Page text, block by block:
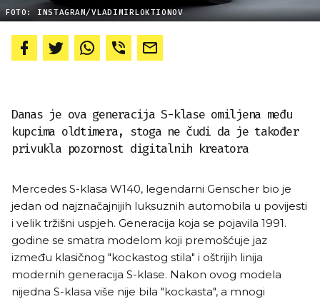
FOTO: INSTAGRAM/VLADIMIRLOKTIONOV
Danas je ova generacija S-klase omiljena među
kupcima oldtimera, stoga ne čudi da je također
privukla pozornost digitalnih kreatora
Mercedes S-klasa W140, legendarni Genscher bio je
jedan od najznačajnijih luksuznih automobila u povijesti
i velik tržišni uspjeh. Generacija koja se pojavila 1991.
godine se smatra modelom koji premošćuje jaz
između klasičnog "kockastog stila" i oštrijih linija
modernih generacija S-klase. Nakon ovog modela
nijedna S-klasa više nije bila "kockasta", a mnogi